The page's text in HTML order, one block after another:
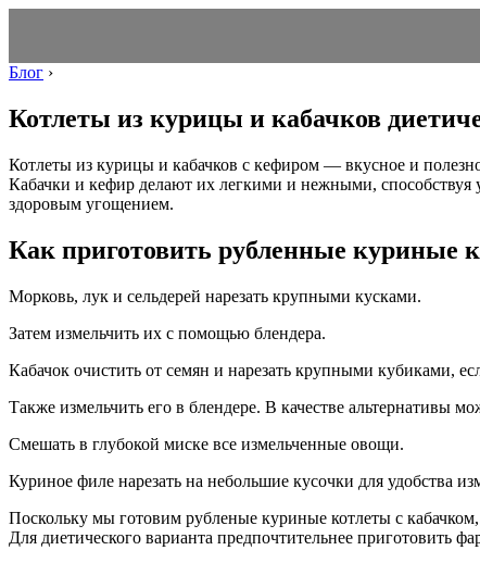
Блог ›
Котлеты из курицы и кабачков
Котлеты из курицы и кабачков с кефиром — вкусное и
Кабачки и кефир делают их легкими и нежными,
здоровым угощением.
Как приготовить рубленные куриные
Морковь, лук и сельдерей нарезать крупными кусками.
Затем измельчить их с помощью блендера.
Кабачок очистить от семян и нарезать крупными кубиками,
Также измельчить его в блендере. В качестве альтернативы
Смешать в глубокой миске все измельченные овощи.
Куриное филе нарезать на небольшие кусочки для удобства
Поскольку мы готовим рубленые куриные котлеты с
Для диетического варианта предпочтительнее приготовить